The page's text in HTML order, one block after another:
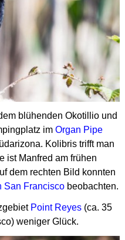
blühenden Okotillio und
im Organ Pipe
Kolibris trifft man
ist Manfred am frühen
dem rechten Bild konnten
San Francisco beobachten.
Point Reyes (ca. 35
weniger Glück.